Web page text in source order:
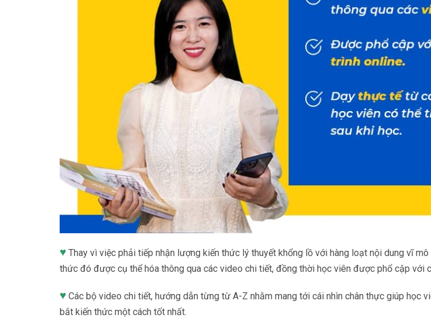
♥ Thay vì việc phải tiếp nhận lượng kiến thức lý thuyết khổng lồ với hàng loạt nội dung vĩ
thức đó được cụ thể hóa thông qua các video chi tiết, đồng thời học viên được phổ cập với
♥ Các bộ video chi tiết, hướng dẫn từng từ A-Z nhằm mang tới cái nhìn chân thực giúp học
bắt kiến thức một cách tốt nhất.